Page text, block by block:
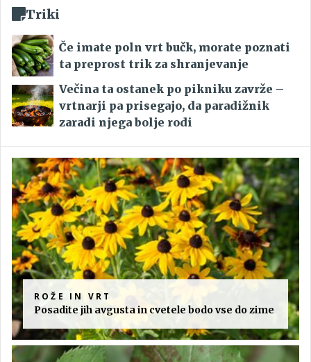
Triki
Če imate poln vrt bučk, morate poznati
ta preprost trik za shranjevanje
Večina ta ostanek po pikniku zavrže –
vrtnarji pa prisegajo, da paradižnik
zaradi njega bolje rodi
ROŽE IN VRT
Posadite jih avgusta in cvetele bodo vse do zime